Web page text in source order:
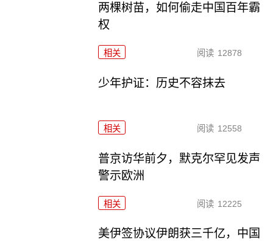
两棵树苗，如何偷走中国百年霸
权
相关 阅读 12878
少年护证：历史不容抹去
相关 阅读 12558
普京访华前夕，默克尔罕见发声
警示欧洲
相关 阅读 12225
美伊签协议伊朗获三千亿，中国